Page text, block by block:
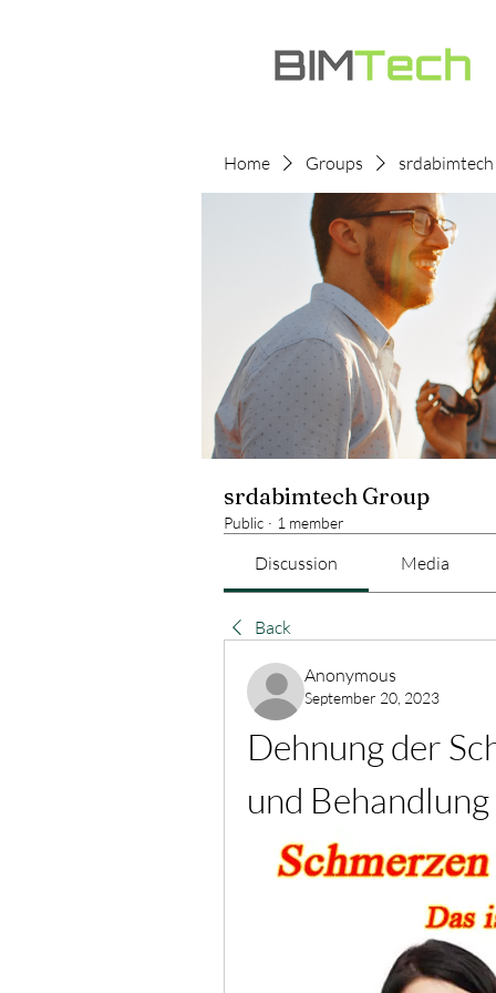
Home Groups
srdabimtech Group
Public · 1 member
Discussion Media
Back
Anonymous
September 20, 2023
Dehnung der
und Behandlung